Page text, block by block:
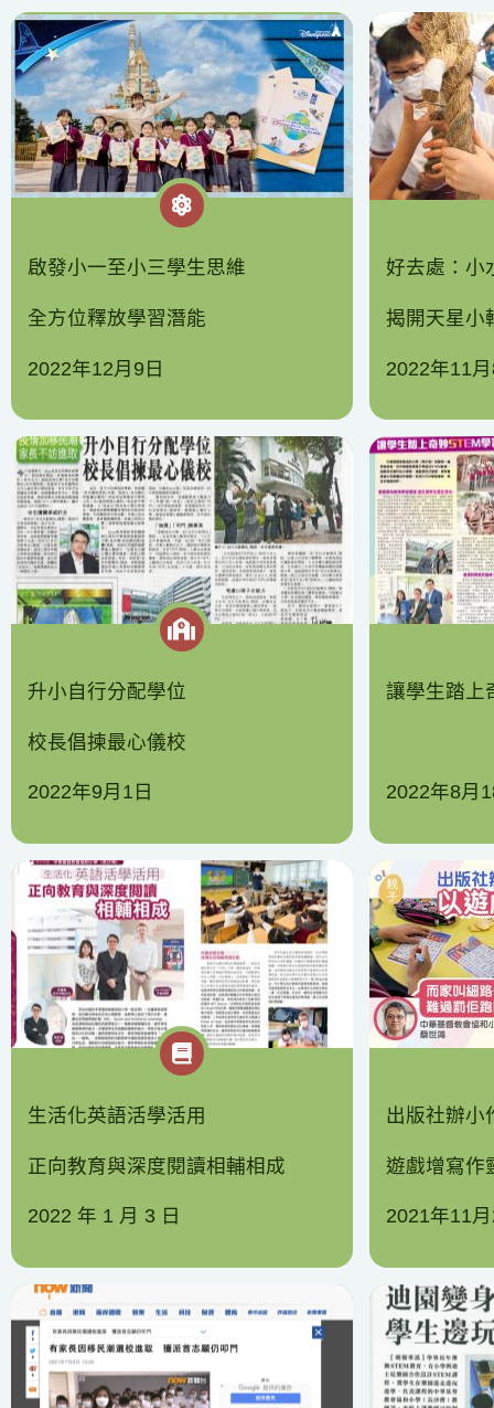
啟發小一至小三學生思維
全方位釋放學習潛能
2022年12月9日
好去處：小
揭開天星小
2022年11
升小自行分配學位
校長倡揀最心儀校
2022年9月1日
讓學生踏上
2022年8月
生活化英語活學活用
正向教育與深度閱讀相輔相成
2022 年 1 月 3 日
出版社辦小
遊戲增寫作
2021年11